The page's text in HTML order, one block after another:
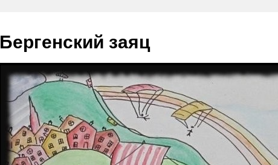
содержимому
Бергенский заяц